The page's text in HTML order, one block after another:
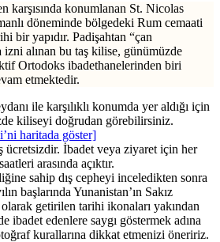
karşısında konumlanan St. Nicolas
döneminde bölgedeki Rum cemaati
bir yapıdır. Padişahtan “çan
izni alınan bu taş kilise, günümüzde
Ortodoks ibadethanelerinden biri
etmektedir.
ile karşılıklı konumda yer aldığı için
kiliseyi doğrudan görebilirsiniz.
haritada göster]
ücretsizdir. İbadet veya ziyaret için her
arasında açıktır.
sahip dış cepheyi inceledikten sonra
başlarında Yunanistan’ın Sakız
olarak getirilen tarihi ikonaları yakından
ibadet edenlere saygı göstermek adına
kurallarına dikkat etmenizi öneririz.